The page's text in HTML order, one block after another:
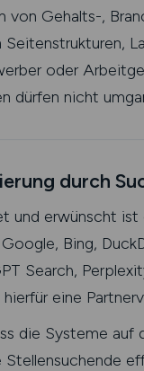
von Gehalts-,
oder
dürfen nicht
durch
und erwünscht ist
Google, Bing,
Search,
eine
die Systeme auf